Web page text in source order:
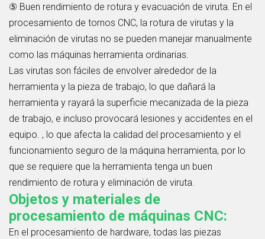
⑤ Buen rendimiento de rotura y evacuación de viruta. En el
procesamiento de tornos CNC, la rotura de virutas y la
eliminación de virutas no se pueden manejar manualmente
como las máquinas herramienta ordinarias.
Las virutas son fáciles de envolver alrededor de la
herramienta y la pieza de trabajo, lo que dañará la
herramienta y rayará la superficie mecanizada de la pieza
de trabajo, e incluso provocará lesiones y accidentes en el
equipo. , lo que afecta la calidad del procesamiento y el
funcionamiento seguro de la máquina herramienta, por lo
que se requiere que la herramienta tenga un buen
rendimiento de rotura y eliminación de viruta.
Objetos y materiales de
procesamiento de máquinas CNC:
En el procesamiento de hardware, todas las piezas